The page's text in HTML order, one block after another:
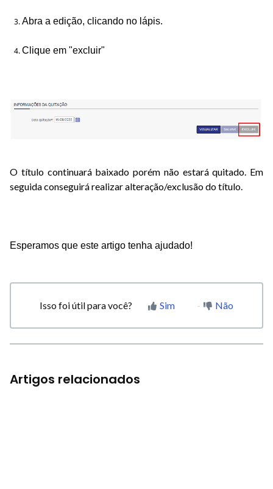
Abra a edição, clicando no lápis.
Clique em "excluir"
O título continuará baixado porém não estará quitado. Em
seguida conseguirá realizar alteração/exclusão do título.
Esperamos que este artigo tenha ajudado!
Isso foi útil para você? Sim Não
Artigos relacionados